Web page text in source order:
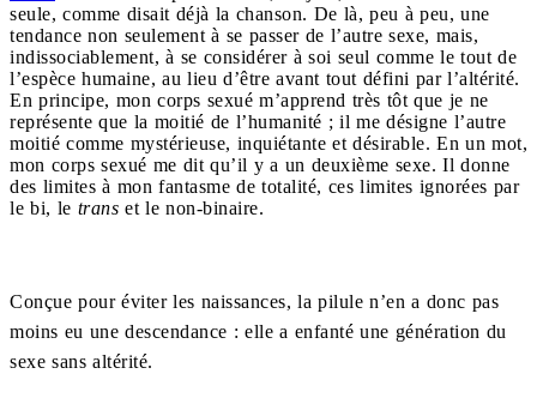
seule, comme disait déjà la chanson. De là, peu à peu, une
tendance non seulement à se passer de l’autre sexe, mais,
indissociablement, à se considérer à soi seul comme le tout de
l’espèce humaine, au lieu d’être avant tout défini par l’altérité.
En principe, mon corps sexué m’apprend très tôt que je ne
représente que la moitié de l’humanité ; il me désigne l’autre
moitié comme mystérieuse, inquiétante et désirable. En un mot,
mon corps sexué me dit qu’il y a un deuxième sexe. Il donne
des limites à mon fantasme de totalité, ces limites ignorées par
le bi, le trans et le non-binaire.
Conçue pour éviter les naissances, la pilule n’en a donc pas
moins eu une descendance : elle a enfanté une génération du
sexe sans altérité.